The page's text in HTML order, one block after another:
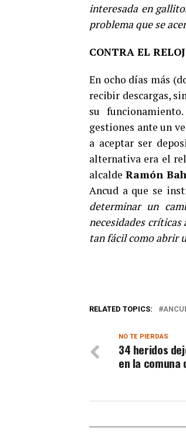
interesada en
problema que se
CONTRA EL RELOJ
En ocho días más
recibir descargas,
su
gestiones ante un
a aceptar ser
alternativa era el
alcalde Ramón
Ancud a que se
determinar un
necesidades
tan fácil como abrir
RELATED TOPICS:
NO TE PIERDAS
34 heridos
en la comuna